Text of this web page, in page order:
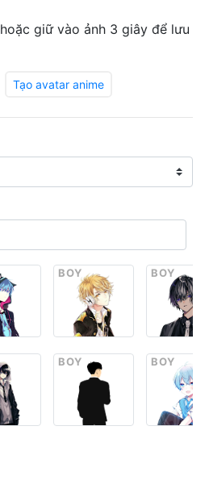
hoặc giữ vào ảnh 3 giây để lưu
Tạo avatar anime
BOY
BOY
BOY
BOY